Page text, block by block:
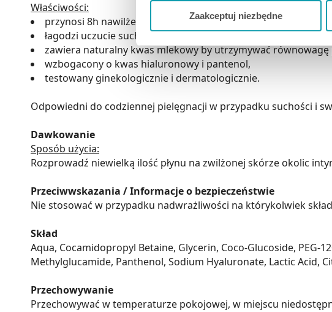
Ciebie danych, które nie są niezbędne dla
wszystkich funkcjonalności Strony.
Zaakceptuj niezbędne
Właściwości:
przynosi 8h nawilżenia,
łagodzi uczucie suchości i swędzenia,
zawiera naturalny kwas mlekowy by utrzymywać
wzbogacony o kwas hialuronowy i pantenol,
testowany ginekologicznie i dermatologicznie.
Odpowiedni do codziennej pielęgnacji w przypadku suchości i
Dawkowanie
Sposób użycia:
Rozprowadź niewielką ilość płynu na zwilżonej skórze okolic
Przeciwwskazania / Informacje o bezpieczeństwie
Nie stosować w przypadku nadwrażliwości na którykolwiek
Skład
Aqua, Cocamidopropyl Betaine, Glycerin, Coco-Glucoside, PEG-
Methylglucamide, Panthenol, Sodium Hyaluronate, Lactic Acid,
Przechowywanie
Przechowywać w temperaturze pokojowej, w miejscu